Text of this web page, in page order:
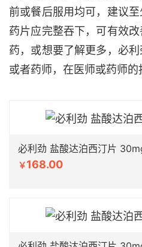
前或餐后服用均可，建议至
药片应完整吞下，可有效
药，或想要了解更多，必
或者药师，在医师或药师的
必利劲 盐酸达泊西汀片
￥168.00